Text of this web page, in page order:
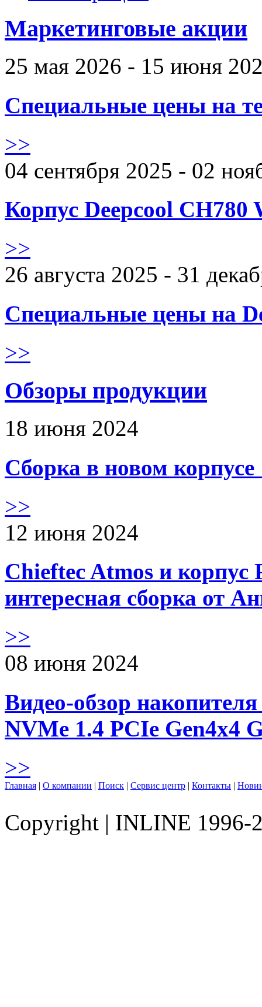
Маркетинговые акции
25 мая 2026 - 15 июня
Специальные цены на
>>
04 сентября 2025 - 02
Корпус Deepcool CH780
>>
26 августа 2025 - 31
Специальные цены на
>>
Обзоры продукции
18 июня 2024
Сборка в новом
>>
12 июня 2024
Chieftec Atmos и корпус
интересная сборка от
>>
08 июня 2024
Видео-обзор
NVMe 1.4 PCIe Gen4х4
>>
Главная | О компании | Поиск | Сервис центр | Контакты |
Copyright | INLINE 1996-